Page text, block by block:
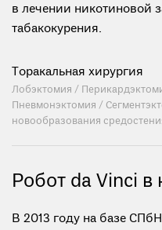
в лечении никотиновой
табакокурения.
Торакальная хирургия
Лобэктомия /
Пневмонэктомия /
новообразования
Робот da Vinci в
В 2013 году на базе